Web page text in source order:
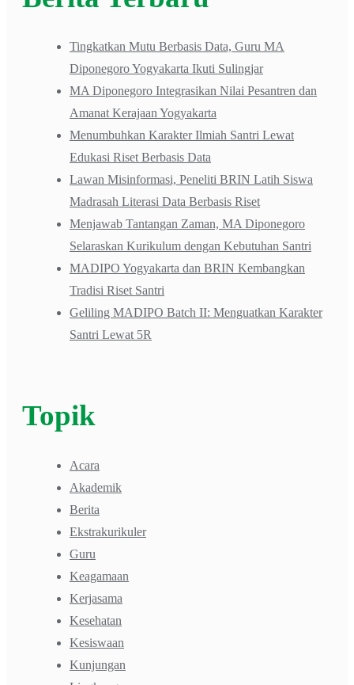
Tingkatkan Mutu Berbasis Data, Guru MA
Diponegoro Yogyakarta Ikuti Sulingjar
MA Diponegoro Integrasikan Nilai Pesantren dan
Amanat Kerajaan Yogyakarta
Menumbuhkan Karakter Ilmiah Santri Lewat
Edukasi Riset Berbasis Data
Lawan Misinformasi, Peneliti BRIN Latih Siswa
Madrasah Literasi Data Berbasis Riset
Menjawab Tantangan Zaman, MA Diponegoro
Selaraskan Kurikulum dengan Kebutuhan Santri
MADIPO Yogyakarta dan BRIN Kembangkan
Tradisi Riset Santri
Geliling MADIPO Batch II: Menguatkan Karakter
Santri Lewat 5R
Topik
Acara
Akademik
Berita
Ekstrakurikuler
Guru
Keagamaan
Kerjasama
Kesehatan
Kesiswaan
Kunjungan